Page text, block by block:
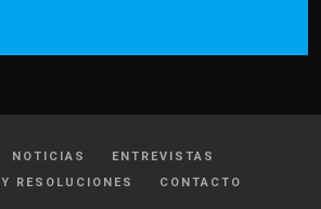
NOTICIAS
ENTREVISTAS
RESOLUCIONES
CONTACTO